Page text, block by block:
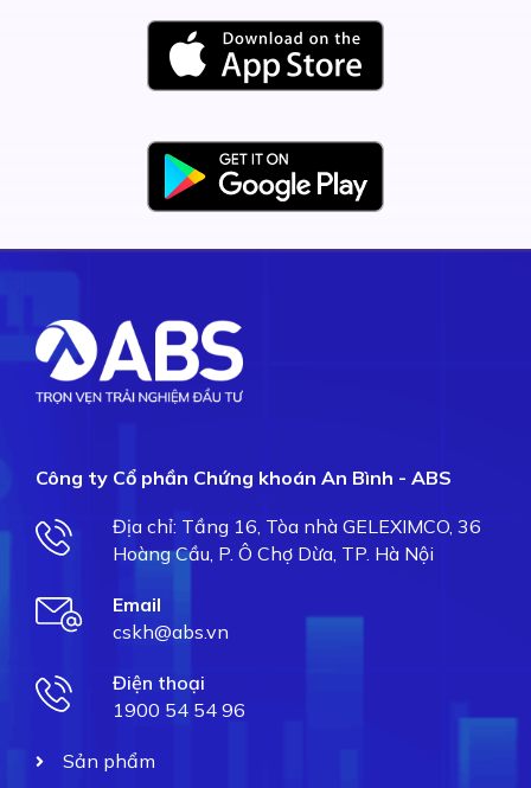
Công ty Cổ phần Chứng khoán An Bình - ABS
Địa chỉ: Tầng 16, Tòa nhà GELEXIMCO, 36
Hoàng Cầu, P. Ô Chợ Dừa, TP. Hà Nội
Email
cskh@abs.vn
Điện thoại
1900 54 54 96
Sản phẩm